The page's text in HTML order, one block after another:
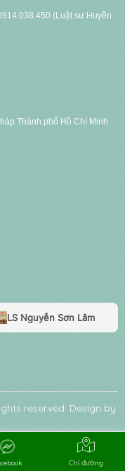
(Luật sư Huyền
Thành phố Hồ Chí Minh
LS Nguyễn Sơn Lâm
reserved. Design by
Chỉ đường